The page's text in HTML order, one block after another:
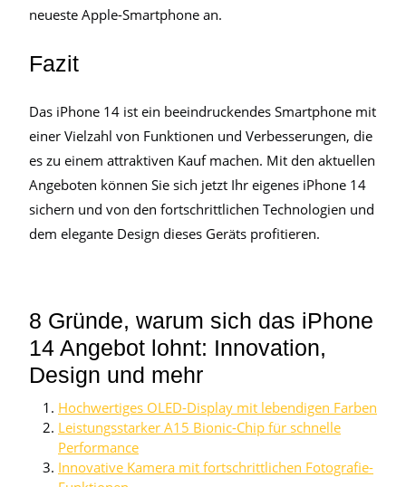
neueste Apple-Smartphone an.
Fazit
Das iPhone 14 ist ein beeindruckendes Smartphone mit
einer Vielzahl von Funktionen und Verbesserungen, die
es zu einem attraktiven Kauf machen. Mit den aktuellen
Angeboten können Sie sich jetzt Ihr eigenes iPhone 14
sichern und von den fortschrittlichen Technologien und
dem elegante Design dieses Geräts profitieren.
8 Gründe, warum sich das iPhone
14 Angebot lohnt: Innovation,
Design und mehr
Hochwertiges OLED-Display mit lebendigen Farben
Leistungsstarker A15 Bionic-Chip für schnelle
Performance
Innovative Kamera mit fortschrittlichen Fotografie-